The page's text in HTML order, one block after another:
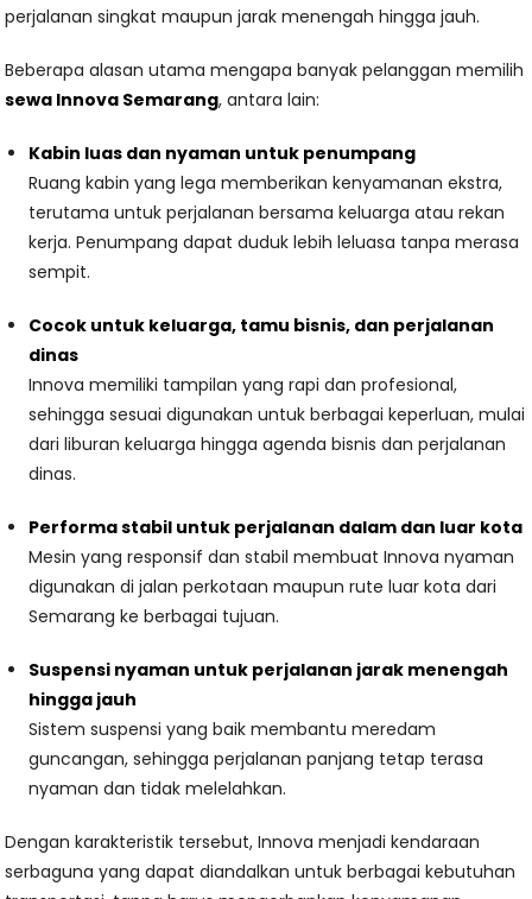
perjalanan singkat maupun jarak menengah hingga jauh.
Beberapa alasan utama mengapa banyak pelanggan memilih
sewa Innova Semarang, antara lain:
Kabin luas dan nyaman untuk penumpang
Ruang kabin yang lega memberikan kenyamanan ekstra,
terutama untuk perjalanan bersama keluarga atau rekan
kerja. Penumpang dapat duduk lebih leluasa tanpa merasa
sempit.
Cocok untuk keluarga, tamu bisnis, dan perjalanan
dinas
Innova memiliki tampilan yang rapi dan profesional,
sehingga sesuai digunakan untuk berbagai keperluan, mulai
dari liburan keluarga hingga agenda bisnis dan perjalanan
dinas.
Performa stabil untuk perjalanan dalam dan luar kota
Mesin yang responsif dan stabil membuat Innova nyaman
digunakan di jalan perkotaan maupun rute luar kota dari
Semarang ke berbagai tujuan.
Suspensi nyaman untuk perjalanan jarak menengah
hingga jauh
Sistem suspensi yang baik membantu meredam
guncangan, sehingga perjalanan panjang tetap terasa
nyaman dan tidak melelahkan.
Dengan karakteristik tersebut, Innova menjadi kendaraan
serbaguna yang dapat diandalkan untuk berbagai kebutuhan